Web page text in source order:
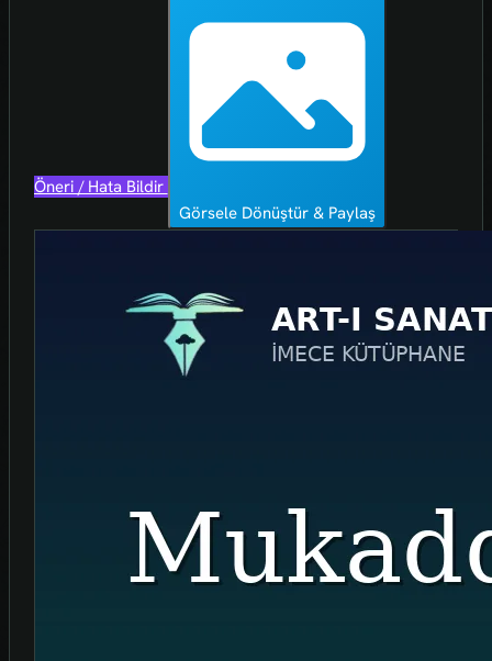
Öneri / Hata Bildir
Görsele Dönüştür & Paylaş